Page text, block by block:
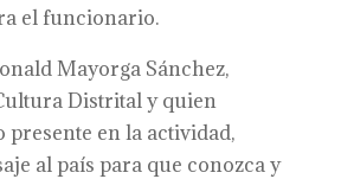
el funcionario.
Mayorga Sánchez,
Distrital y quien
presente en la actividad,
al país para que conozca y